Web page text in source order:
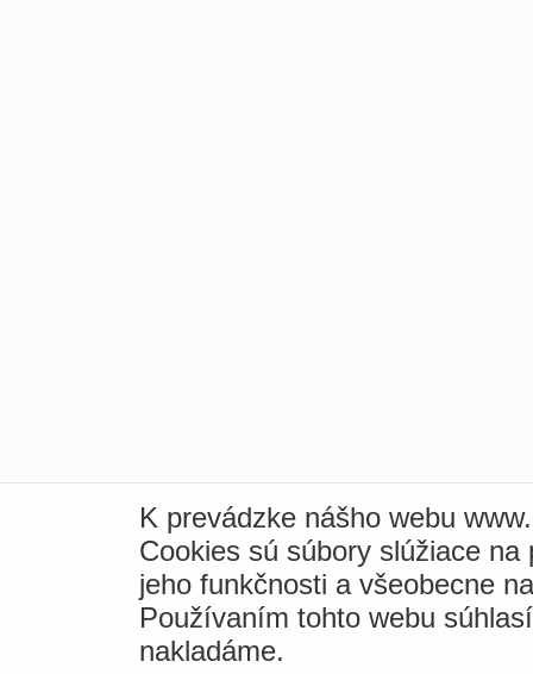
K prevádzke nášho webu
Cookies sú súbory slúžiace
jeho funkčnosti a všeobecne
Používaním tohto webu
nakladáme.